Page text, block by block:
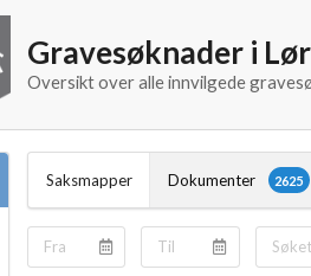
Gravesøknader i
Oversikt over alle innvilgede
Saksmapper Dokumenter 2625